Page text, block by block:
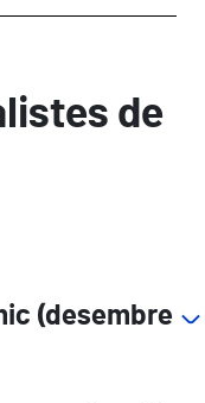
de
(desembre